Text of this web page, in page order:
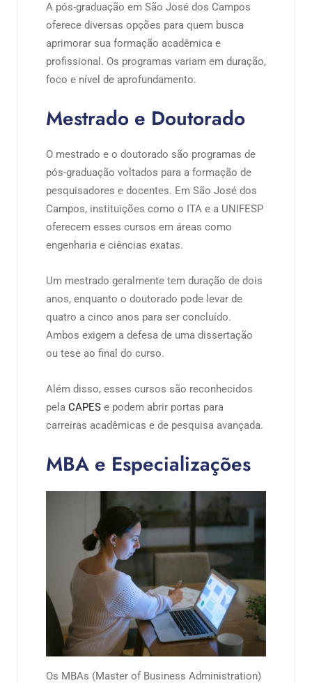
A pós-graduação em São José dos Campos
oferece diversas opções para quem busca
aprimorar sua formação acadêmica e
profissional. Os programas variam em duração,
foco e nível de aprofundamento.
Mestrado e Doutorado
O mestrado e o doutorado são programas de
pós-graduação voltados para a formação de
pesquisadores e docentes. Em São José dos
Campos, instituições como o ITA e a UNIFESP
oferecem esses cursos em áreas como
engenharia e ciências exatas.
Um mestrado geralmente tem duração de dois
anos, enquanto o doutorado pode levar de
quatro a cinco anos para ser concluído.
Ambos exigem a defesa de uma dissertação
ou tese ao final do curso.
Além disso, esses cursos são reconhecidos
pela CAPES e podem abrir portas para
carreiras acadêmicas e de pesquisa avançada.
MBA e Especializações
Os MBAs (Master of Business Administration)